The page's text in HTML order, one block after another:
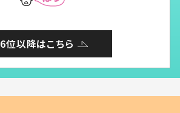
6位以降はこちら